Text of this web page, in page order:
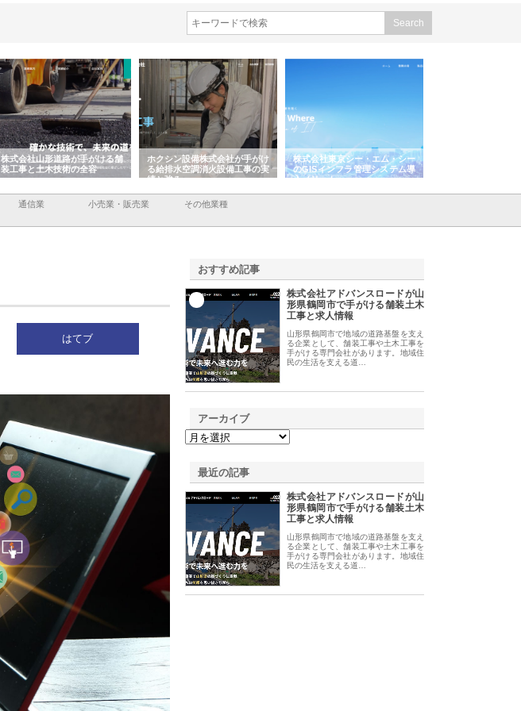
株式会社山形道路が手がける舗
装工事と土木技術の全容
ホクシン設備株式会社が手がけ
る給排水空調消火設備工事の実
績と強み
株式会社東京シー・エム・シー
のGISインフラ管理システム導
入メリット
通信業 小売業・販売業 その他業種
はてブ
おすすめ記事
株式会社アドバンスロードが山
形県鶴岡市で手がける舗装土木
工事と求人情報
山形県鶴岡市で地域の道路基盤を支え
る企業として、舗装工事や土木工事を
手がける専門会社があります。地域住
民の生活を支える道…
アーカイブ
最近の記事
株式会社アドバンスロードが山
形県鶴岡市で手がける舗装土木
工事と求人情報
山形県鶴岡市で地域の道路基盤を支え
る企業として、舗装工事や土木工事を
手がける専門会社があります。地域住
民の生活を支える道…